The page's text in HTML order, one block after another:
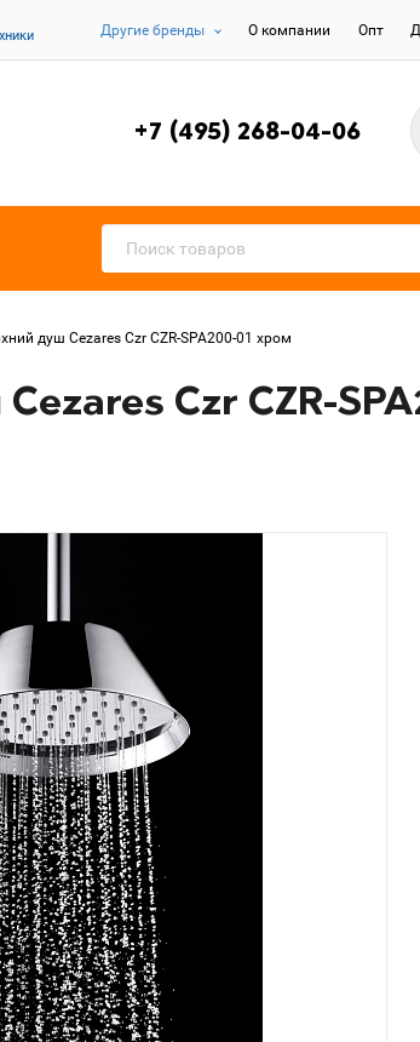
Другие бренды О компании Опт
+7 (495) 268-04-06
душ Cezares Czr CZR-SPA200-01 хром
Czr CZR-